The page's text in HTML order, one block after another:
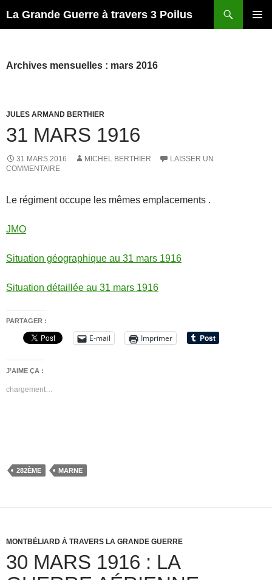
La Grande Guerre à travers 3 Poilus
Archives mensuelles : mars 2016
JULES ARMAND BERTHIER
31 MARS 1916
31 MARS 2016 MICHEL BERTHIER
LAISSER UN
COMMENTAIRE
Le régiment occupe les mêmes emplacements .
JMO
Situation géographique au 31 mars 1916
Situation détaillée au 31 mars 1916
PARTAGER :
E-mail Imprimer
J’AIME ÇA :
chargement…
282ÈME MARNE
MONTBÉLIARD À TRAVERS LA GRANDE GUERRE
30 MARS 1916 : LA